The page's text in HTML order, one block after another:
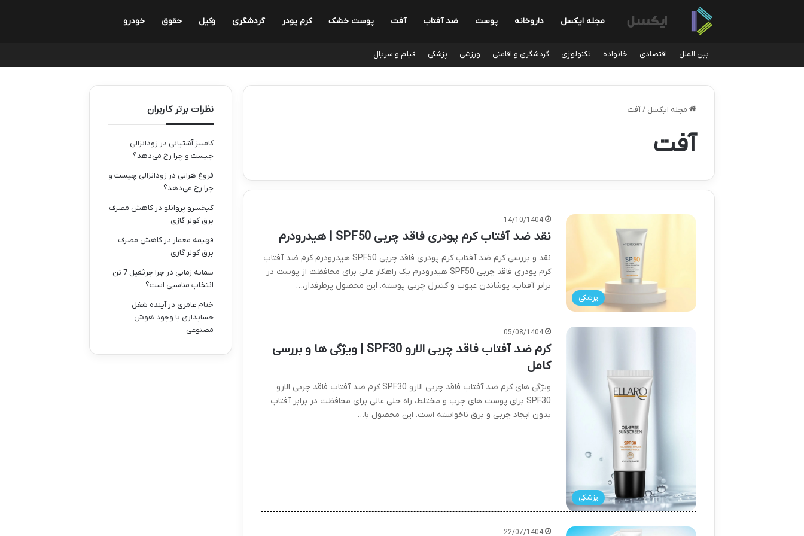
مجله ایکسل داروخانه پوست ضد آفتاب آفت پوست خشک کرم پودر گردشگری وکیل حقوق خودرو
بین الملل اقتصادی خانواده تکنولوژی گردشگری و اقامتی ورزشی پزشکی فیلم و سریال
مجله ایکسل / آفت
آفت
پزشکی
14/10/1404
نقد ضد آفتاب کرم پودری فاقد چربی SPF50 | هیدرودرم
نقد و بررسی کرم ضد آفتاب کرم پودری فاقد چربی SPF50 هیدرودرم کرم ضد آفتاب
کرم پودری فاقد چربی SPF50 هیدرودرم یک راهکار عالی برای محافظت از پوست در
برابر آفتاب، پوشاندن عیوب و کنترل چربی پوسته. این محصول پرطرفدار،…
پزشکی
05/08/1404
کرم ضد آفتاب فاقد چربی الارو SPF30 | ویژگی ها و بررسی
کامل
ویژگی های کرم ضد آفتاب فاقد چربی الارو SPF30 کرم ضد آفتاب فاقد چربی الارو
SPF30 برای پوست های چرب و مختلط، راه حلی عالی برای محافظت در برابر آفتاب
بدون ایجاد چربی و برق ناخواسته است. این محصول با…
22/07/1404
نظرات برتر کاربران
کامبیز آشتیانی در زودانزالی
چیست و چرا رخ می‌دهد؟
فروغ هراتی در زودانزالی چیست و
چرا رخ می‌دهد؟
کیخسرو پروانلو در کاهش مصرف
برق کولر گازی
فهیمه معمار در کاهش مصرف
برق کولر گازی
سمانه زمانی در
چرا جرثقیل 7 تن
انتخاب مناسبی است؟
ختام عامری درآینده شغل
حسابداری با وجود هوش
مصنوعی